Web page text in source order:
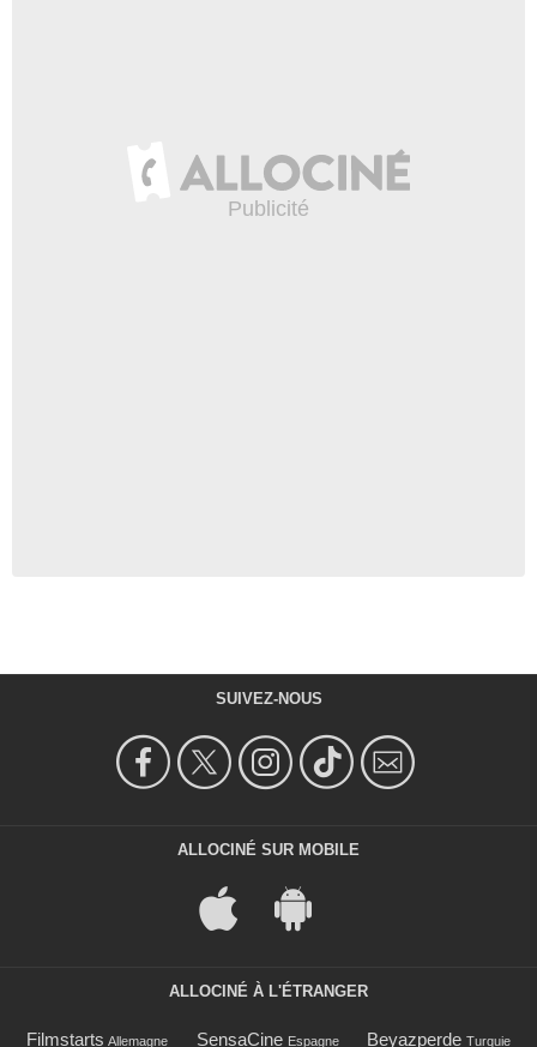
SUIVEZ-NOUS
ALLOCINÉ SUR MOBILE
ALLOCINÉ À L'ÉTRANGER
Filmstarts Allemagne SensaCine Espagne Beyazperde Turquie